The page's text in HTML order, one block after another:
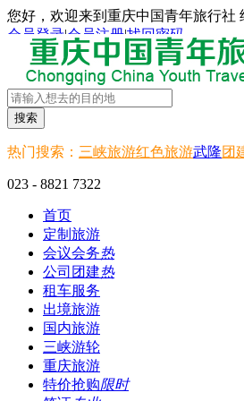
您好，欢迎来到重庆中国青年旅行社
会员登录|会员注册|找回密码
搜索
热门搜索： 三峡旅游红色旅游武隆团
023 - 8821 7322
首页
定制旅游
会议会务热
公司团建热
租车服务
出境旅游
国内旅游
三峡游轮
重庆旅游
特价抢购限时